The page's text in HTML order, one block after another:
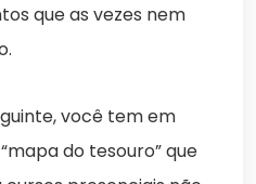
que as vezes nem
você tem em
do tesouro” que